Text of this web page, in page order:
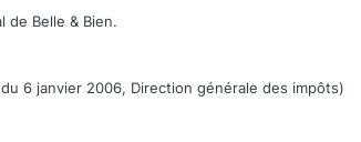
de Belle & Bien.
6 janvier 2006, Direction générale des impôts)